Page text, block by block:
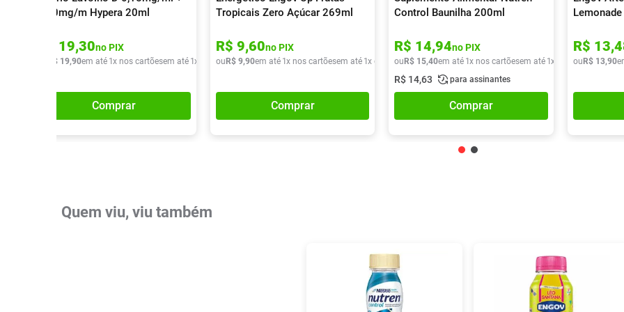
0,30mg/m Hypera 20ml
19,30no PIX
R$ 19,90em até 1x nos cartõesem até 1x de R$ 19,90
Comprar
Tropicais Zero Açúcar 269ml
R$ 9,60no PIX
ou R$ 9,90em até 1x nos cartõesem até 1x de R$ 9, 90
Comprar
Control Baunilha 200ml
R$ 14,94no PIX
ou R$ 15,40em até 1x nos cartõesem até 1x de R$ 15,40
R$ 14,63 para assinantes
Comprar
R$ 13,
ou R$ 13,90
Quem viu, viu também